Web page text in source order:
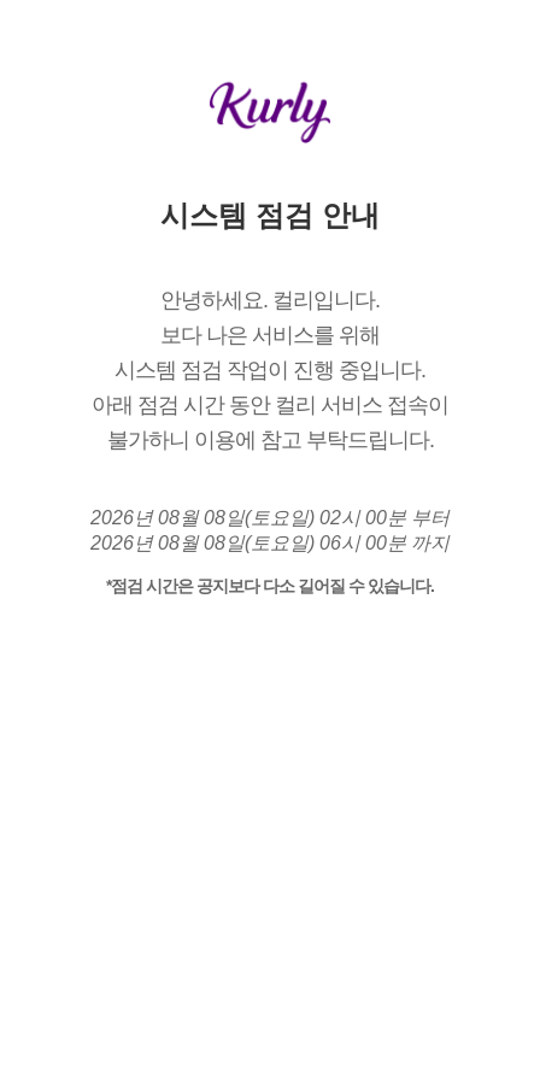
시스템 점검 안내
안녕하세요. 컬리입니다.
보다 나은 서비스를 위해
시스템 점검 작업이 진행 중입니다.
아래 점검 시간 동안 컬리 서비스 접속이
불가하니 이용에 참고 부탁드립니다.
2026년 08월 08일(토요일) 02시 00분 부터
2026년 08월 08일(토요일) 06시 00분 까지
*점검 시간은 공지보다 다소 길어질 수 있습니다.